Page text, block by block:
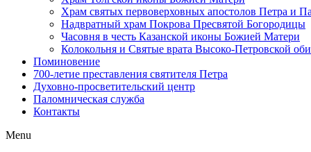
Храм святых первоверховных апостолов Петра и
Надвратный храм Покрова Пресвятой Богородицы
Часовня в честь Казанской иконы Божией Матери
Колокольня и Святые врата Высоко-Петровской
Поминовение
700-летие преставления святителя Петра
Духовно-просветительский центр
Паломническая служба
Контакты
Menu